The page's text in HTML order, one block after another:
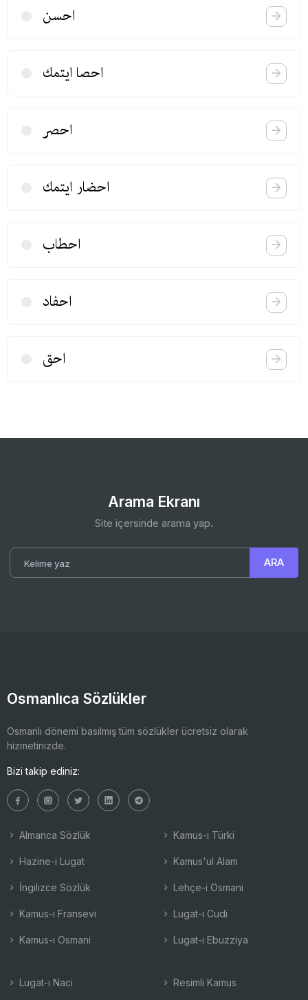
احسن
احصا ایتمك
احصر
احضار ایتمك
احطاب
احفاد
احق
Arama Ekranı
Site içersinde arama yap.
Osmanlıca Sözlükler
Osmanlı dönemi basılmış tüm sözlükler ücretsiz olarak
hizmetinizde.
Bizi takip ediniz:
Almanca Sözlük
Hazine-i Lugat
İngilizce Sözlük
Kamus-ı Fransevi
Kamus-ı Osmani
Kamus-ı Türki
Kamus'ul Alam
Lehçe-i Osmani
Lugat-ı Cudi
Lugat-ı Ebuzziya
Lugat-ı Naci Resimli Kamus